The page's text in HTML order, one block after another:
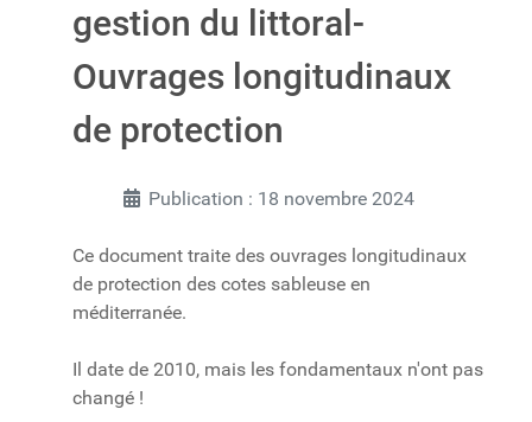
gestion du littoral-
Ouvrages longitudinaux
de protection
Publication : 18 novembre 2024
Ce document traite des ouvrages longitudinaux
de protection des cotes sableuse en
méditerranée.
Il date de 2010, mais les fondamentaux n'ont pas
changé !